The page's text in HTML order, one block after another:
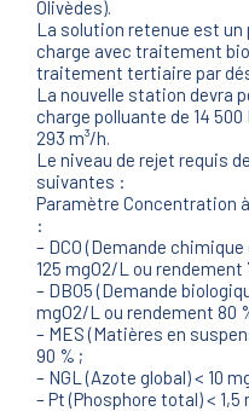
Olivèdes).
La solution retenue est
charge avec traitement
traitement tertiaire par
La nouvelle station devra
charge polluante de 14
293 m³/h.
Le niveau de rejet requis
suivantes :
Paramètre Concentration
:
– DCO (Demande chimique
125 mgO2/L ou rendement
– DBO5 (Demande
mgO2/L ou rendement 80
– MES (Matières en
90 % ;
– NGL (Azote global) < 10
– Pt (Phosphore total) <